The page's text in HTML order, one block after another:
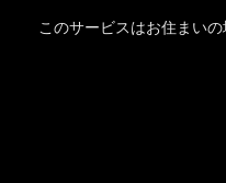
このサービスはお住まい